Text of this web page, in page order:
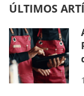
ÚLTIMOS